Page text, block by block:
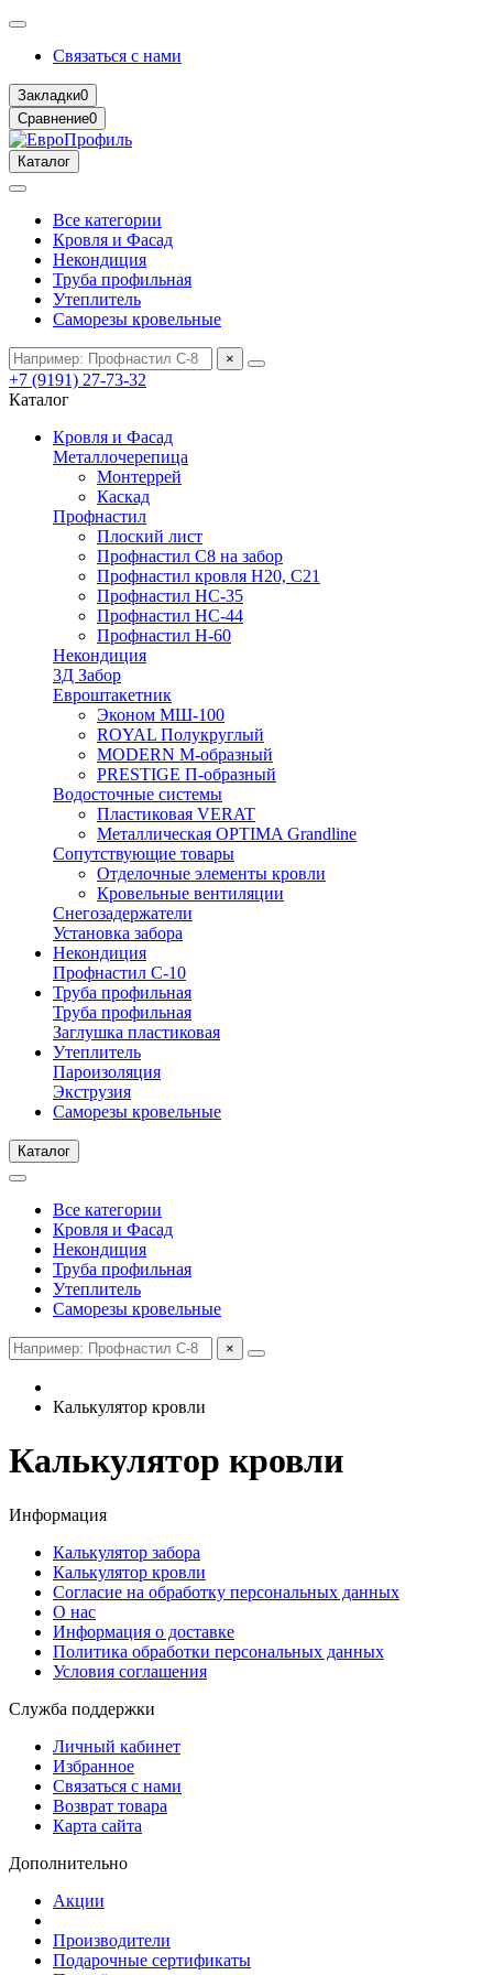
Связаться с нами
Закладки0
Сравнение0
Каталог
Все категории
Кровля и Фасад
Некондиция
Труба профильная
Утеплитель
Саморезы кровельные
×
+7 (9191) 27-73-32
Каталог
Кровля и Фасад
Металлочерепица
Монтеррей
Каскад
Профнастил
Плоский лист
Профнастил С8 на забор
Профнастил кровля Н20, С21
Профнастил НС-35
Профнастил НС-44
Профнастил Н-60
Некондиция
3Д Забор
Евроштакетник
Эконом МШ-100
ROYAL Полукруглый
MODERN М-образный
PRESTIGE П-образный
Водосточные системы
Пластиковая VERAT
Металлическая OPTIMA Grandline
Сопутствующие товары
Отделочные элементы кровли
Кровельные вентиляции
Снегозадержатели
Установка забора
Некондиция
Профнастил С-10
Труба профильная
Труба профильная
Заглушка пластиковая
Утеплитель
Пароизоляция
Экструзия
Саморезы кровельные
Каталог
Все категории
Кровля и Фасад
Некондиция
Труба профильная
Утеплитель
Саморезы кровельные
×
Калькулятор кровли
Калькулятор кровли
Информация
Калькулятор забора
Калькулятор кровли
Согласие на обработку персональных данных
О нас
Информация о доставке
Политика обработки персональных данных
Условия соглашения
Служба поддержки
Личный кабинет
Избранное
Связаться с нами
Возврат товара
Карта сайта
Дополнительно
Акции
Производители
Подарочные сертификаты